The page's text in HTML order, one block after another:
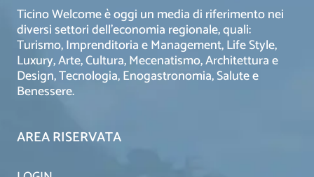
Ticino Welcome è oggi un media di riferimento nei
diversi settori dell’economia regionale, quali:
Turismo, Imprenditoria e Management, Life Style,
Luxury, Arte, Cultura, Mecenatismo, Architettura e
Design, Tecnologia, Enogastronomia, Salute e
Benessere.
AREA RISERVATA